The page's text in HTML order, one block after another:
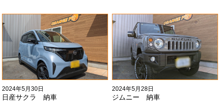
ました#x1f60a;
利用頂きありがとうございます
#x1f60a;
2024年5月30日
日産サクラ 納車
2024年5月28日
ジムニー 納車